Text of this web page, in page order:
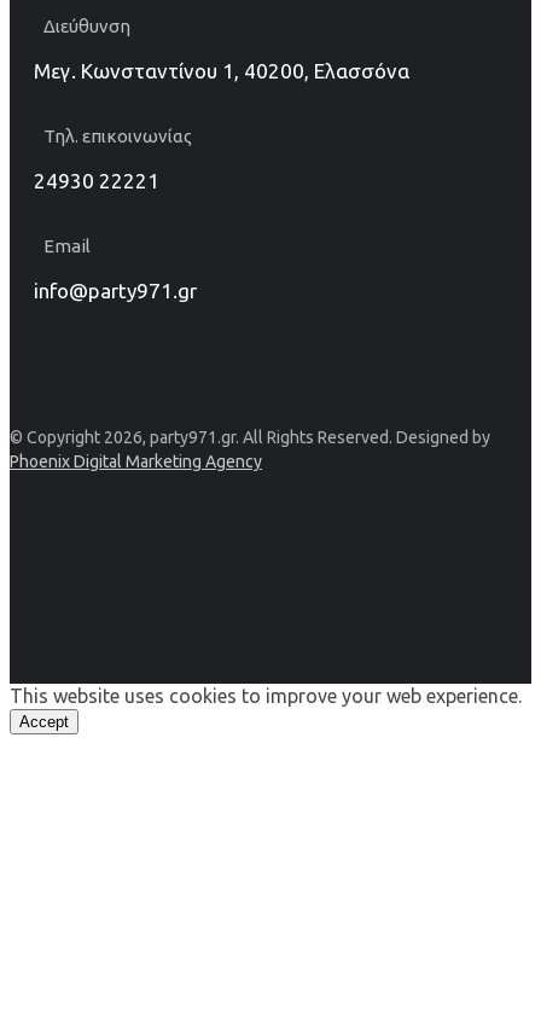
Διεύθυνση
Μεγ. Κωνσταντίνου 1, 40200, Ελασσόνα
Τηλ. επικοινωνίας
24930 22221
Email
info@party971.gr
© Copyright 2026, party971.gr. All Rights Reserved. Designed by
Phoenix Digital Marketing Agency
This website uses cookies to improve your web experience.
Accept